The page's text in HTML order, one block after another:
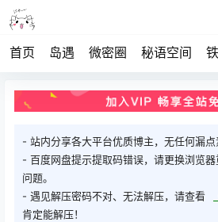
首页 岛遇 微密圈 秘语空间
- 站内分享各大平台优质博主，无任何漏点
- 百度网盘提示提取码错误，请更换浏览
问题。
- 遇见解压密码不对、无法解压，请查看
肯定能解压！